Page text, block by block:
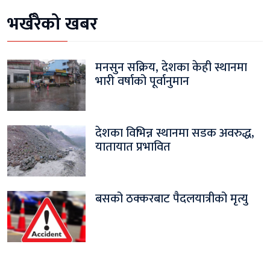
भर्खरैको खबर
मनसुन सक्रिय, देशका केही स्थानमा
भारी वर्षाको पूर्वानुमान
देशका विभिन्न स्थानमा सडक अवरुद्ध,
यातायात प्रभावित
बसको ठक्करबाट पैदलयात्रीको मृत्यु